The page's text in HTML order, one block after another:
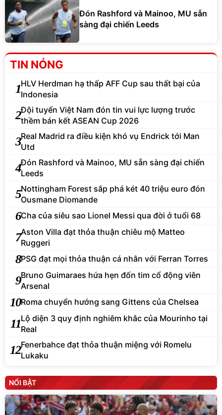
Đón Rashford và Mainoo, MU sẵn
sàng đại chiến Leeds
TIN NÓNG
1HLV Herdman hạ thấp AFF Cup sau thất bại của
Indonesia
2Đội tuyển Việt Nam đón tin vui lực lượng trước
thềm bán kết ASEAN Cup 2026
3Real Madrid ra điều kiện khó vụ Endrick tới Man
Utd
4Đón Rashford và Mainoo, MU sẵn sàng đại chiến
Leeds
5Nottingham Forest sắp phá két 40 triệu euro đón
Ousmane Diomande
6Cha của siêu sao Lionel Messi qua đời ở tuổi 68
7Aston Villa đạt thỏa thuận chiêu mộ Matteo
Ruggeri
8PSG đạt mọi thỏa thuận cá nhân với Ferran Torres
9Bruno Guimaraes hứa hẹn đốn tim cổ động viên
Arsenal
10Roma chuyển hướng sang Gittens của Chelsea
11Lộ diện 3 quy định nghiêm khắc của Mourinho tại
Real
12Fenerbahce đạt thỏa thuận miệng với Romelu
Lukaku
NỔI BẬT